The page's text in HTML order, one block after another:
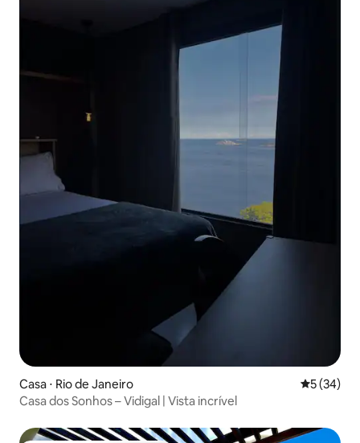
Casa ⋅ Rio de Janeiro 5 de uma
5 (34)
Casa dos Sonhos – Vidigal | Vista incrível